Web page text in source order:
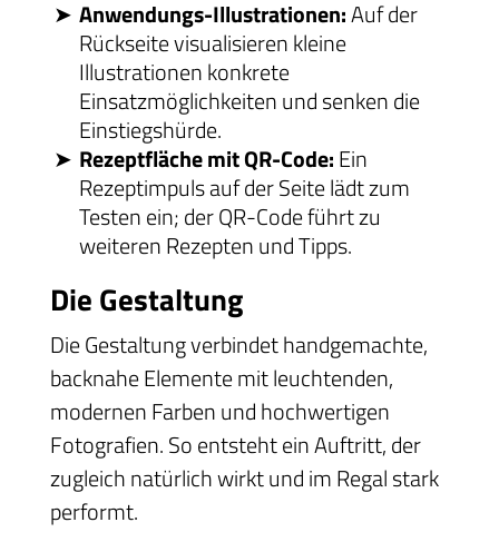
Anwendungs-Illustrationen:Auf der
Rückseite visualisieren kleine
Illustrationen konkrete
Einsatzmöglichkeiten und senken die
Einstiegshürde.
Rezeptfläche mit QR-Code:Ein
Rezeptimpuls auf der Seite lädt zum
Testen ein; der QR-Code führt zu
weiteren Rezepten und Tipps.
Die Gestaltung
Die Gestaltung verbindet handgemachte,
backnahe Elemente mit leuchtenden,
modernen Farben und hochwertigen
Fotografien. So entsteht ein Auftritt, der
zugleich natürlich wirkt und im Regal stark
performt.